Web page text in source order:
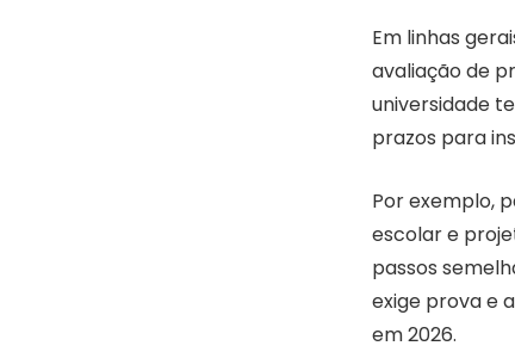
Em linhas
avaliação de
universidade
prazos para
Por exemplo,
escolar e
passos
exige prova e
em 2026.